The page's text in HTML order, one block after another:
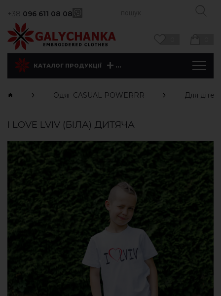
+38 096 611 08 08
КАТАЛОГ ПРОДУКЦІЇ ...
Одяг CASUAL POWERRR Для дітей
I LOVE LVIV (БІЛА) ДИТЯЧА